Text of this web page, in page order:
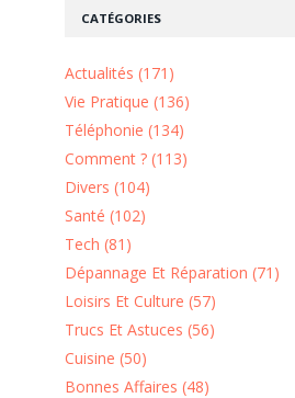
CATÉGORIES
Actualités (171)
Vie Pratique (136)
Téléphonie (134)
Comment ? (113)
Divers (104)
Santé (102)
Tech (81)
Dépannage Et Réparation (71)
Loisirs Et Culture (57)
Trucs Et Astuces (56)
Cuisine (50)
Bonnes Affaires (48)